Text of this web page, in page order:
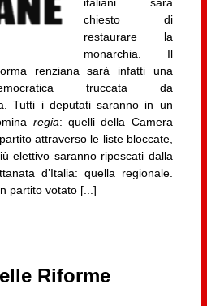
italiani sarà
chiesto di
restaurare la
monarchia. Il
renziana sarà infatti una
truccata da
Tutti i deputati saranno in un
regia: quelli della Camera
attraverso le liste bloccate,
elettivo saranno ripescati dalla
d’Italia: quella regionale.
partito votato [...]
Riforme